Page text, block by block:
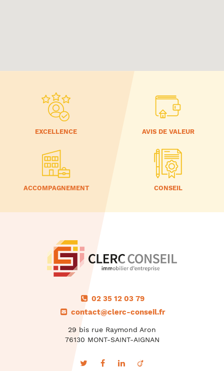
EXCELLENCE AVIS DE VALEUR
ACCOMPAGNEMENT CONSEIL
02 35 12 03 79
contact@clerc-conseil.fr
29 bis rue Raymond Aron
76130 MONT-SAINT-AIGNAN